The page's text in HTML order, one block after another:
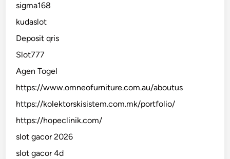
sigma168
kudaslot
Deposit qris
Slot777
Agen Togel
https://www.omneofurniture.com.au/aboutus
https://kolektorskisistem.com.mk/portfolio/
https://hopeclinik.com/
slot gacor 2026
slot gacor 4d